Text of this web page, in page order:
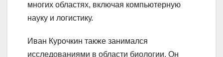
многих областях, включая компьютерную
науку и логистику.
Иван Курочкин также занимался
исследованиями в области биологии. Он